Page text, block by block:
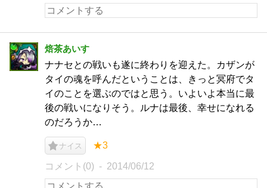
焙茶あいす
ナナセとの戦いも遂に終わりを迎えた。カザンが
タイの魂を呼んだということは、きっと冥府でタ
イのことを選ぶのではと思う。いよいよ本当に最
後の戦いになりそう。ルナは最後、幸せになれる
のだろうか…
ナイス ★3
コメント(0) 2014/06/12